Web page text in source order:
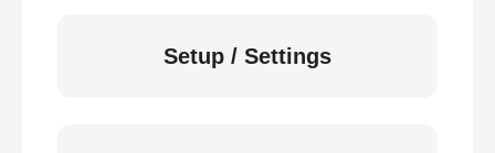
Setup / Settings